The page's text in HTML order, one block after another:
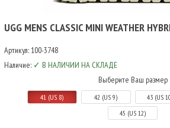
UGG MENS CLASSIC MINI WEATHER
Артикул: 100-3748
Наличие: ✓ В НАЛИЧИИ НА СКЛАДЕ
Выберите Ваш размер
41 (US 8) 42 (US 9) 43 (US
45 (US 12)